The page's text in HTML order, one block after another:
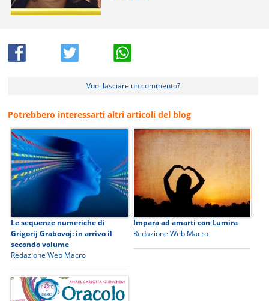
Vuoi lasciare un commento?
Potrebbero interessarti altri articoli del blog
Le sequenze numeriche di
Grigorij Grabovoj: in arrivo il
secondo volume
Redazione Web Macro
Impara ad amarti con Lumira
Redazione Web Macro